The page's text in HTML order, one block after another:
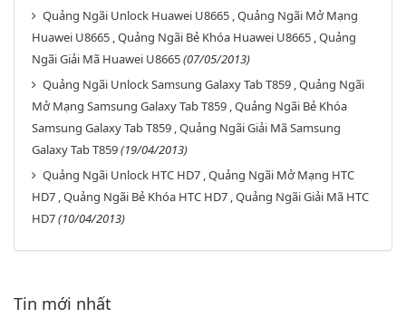
Quảng Ngãi Unlock Huawei U8665 , Quảng Ngãi Mở Mạng
Huawei U8665 , Quảng Ngãi Bẻ Khóa Huawei U8665 , Quảng
Ngãi Giải Mã Huawei U8665(07/05/2013)
Quảng Ngãi Unlock Samsung Galaxy Tab T859 , Quảng Ngãi
Mở Mạng Samsung Galaxy Tab T859 , Quảng Ngãi Bẻ Khóa
Samsung Galaxy Tab T859 , Quảng Ngãi Giải Mã Samsung
Galaxy Tab T859(19/04/2013)
Quảng Ngãi Unlock HTC HD7 , Quảng Ngãi Mở Mạng HTC
HD7 , Quảng Ngãi Bẻ Khóa HTC HD7 , Quảng Ngãi Giải Mã HTC
HD7(10/04/2013)
Tin mới nhất